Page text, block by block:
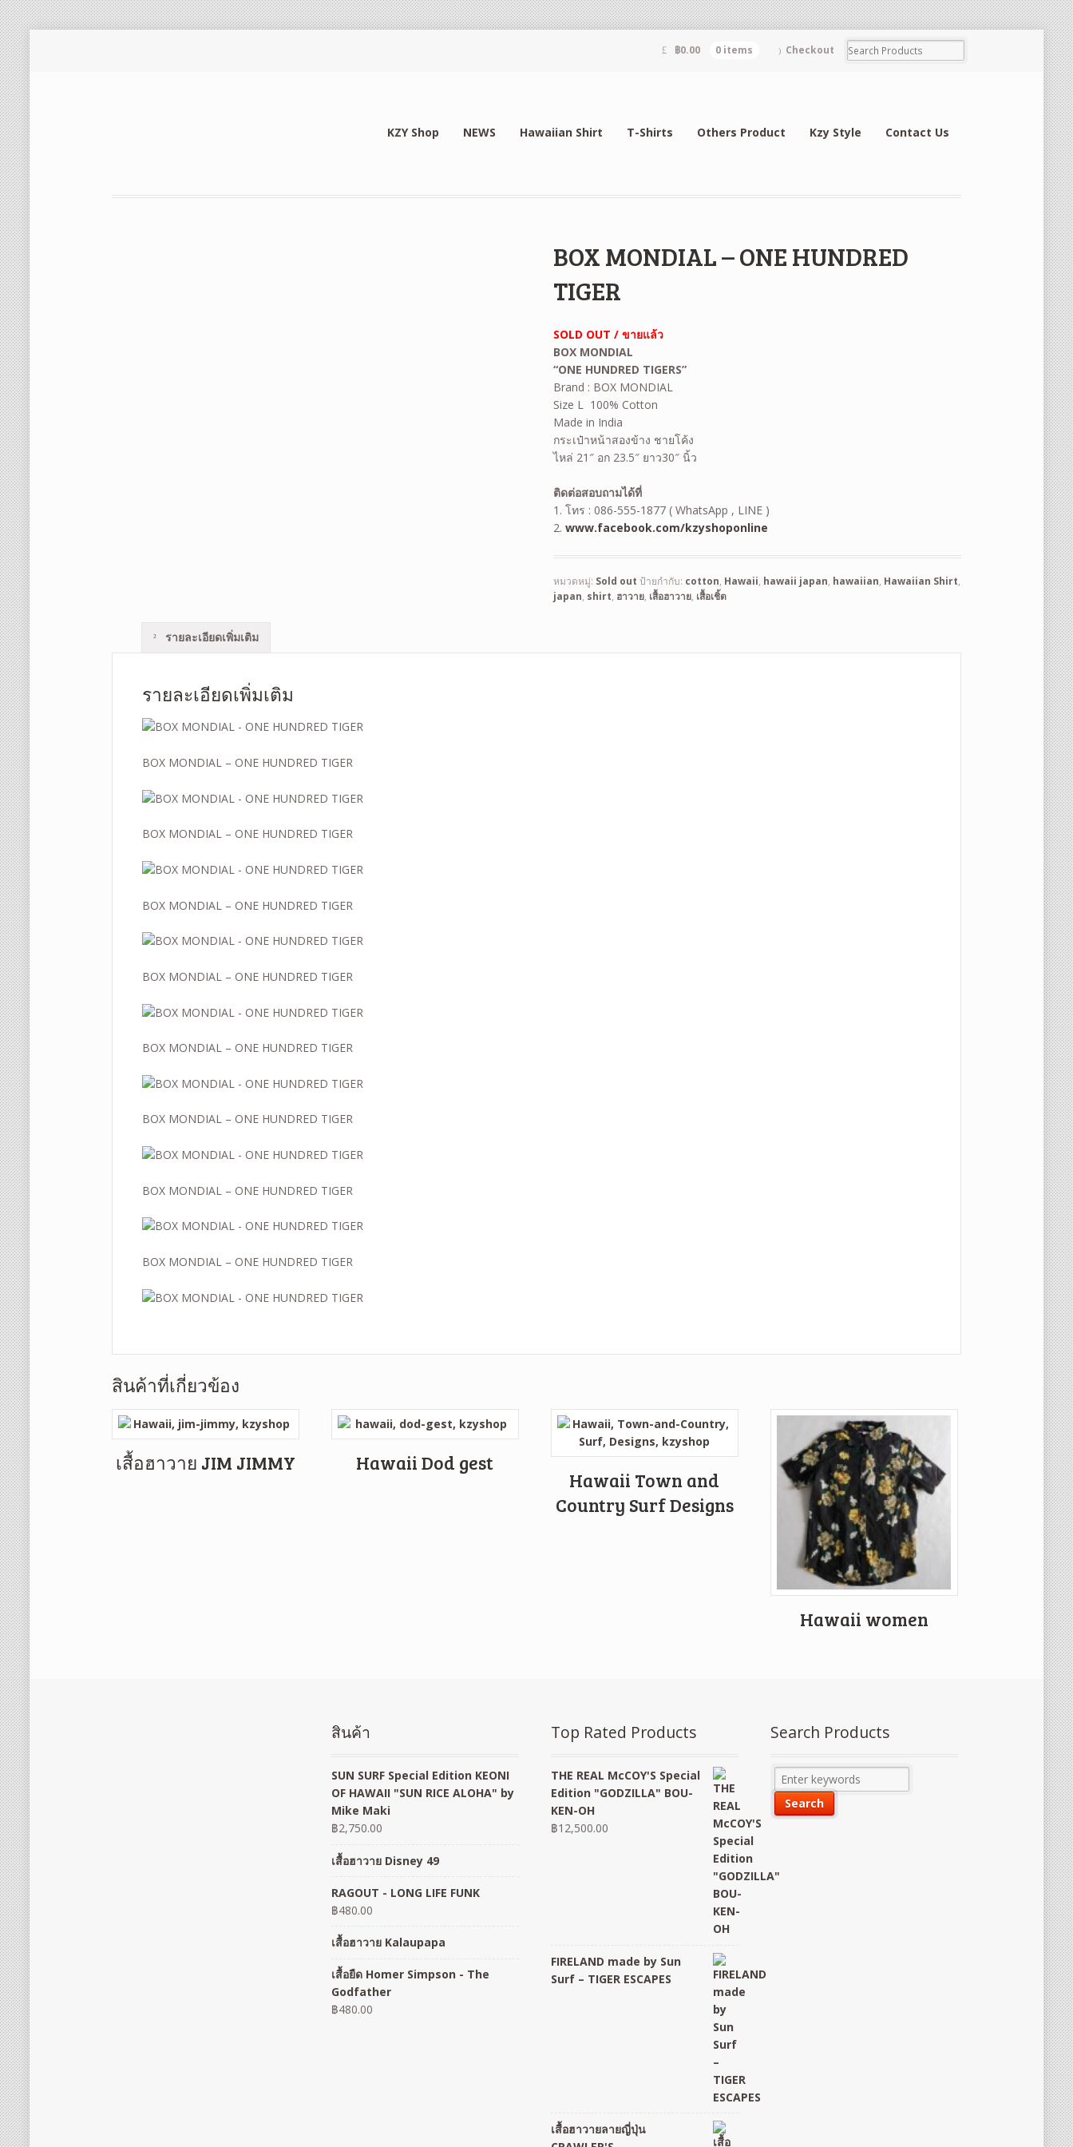
฿0.00 0 items Checkout
KZY Shop NEWS Hawaiian Shirt T-Shirts Others Product Kzy Style Contact Us
BOX MONDIAL – ONE HUNDRED
TIGER
SOLD OUT / ขายแล้ว
BOX MONDIAL
“ONE HUNDRED TIGERS”
Brand : BOX MONDIAL
Size L 100% Cotton
Made in India
กระเป๋าหน้าสองข้าง ชายโค้ง
ไหล่ 21″ อก 23.5″ ยาว30″ นิ้ว
ติดต่อสอบถามได้ที่
1. โทร : 086-555-1877 ( WhatsApp , LINE )
2.www.facebook.com/kzyshoponline
หมวดหมู่: Sold out ป้ายกำกับ: cotton, Hawaii, hawaii japan, hawaiian, Hawaiian Shirt,
japan, shirt, ฮาวาย, เสื้อฮาวาย, เสื้อเชิ้ต
รายละเอียดเพิ่มเติม
รายละเอียดเพิ่มเติม
BOX MONDIAL – ONE HUNDRED TIGER
BOX MONDIAL – ONE HUNDRED TIGER
BOX MONDIAL – ONE HUNDRED TIGER
BOX MONDIAL – ONE HUNDRED TIGER
BOX MONDIAL – ONE HUNDRED TIGER
BOX MONDIAL – ONE HUNDRED TIGER
BOX MONDIAL – ONE HUNDRED TIGER
BOX MONDIAL – ONE HUNDRED TIGER
สินค้าที่เกี่ยวข้อง
เสื้อฮาวาย JIM JIMMY Hawaii Dod gest
Hawaii Town and
Country Surf Designs
Hawaii women
สินค้า
SUN SURF Special Edition KEONI
OF HAWAII "SUN RICE ALOHA" by
Mike Maki
฿2,750.00
เสื้อฮาวาย Disney 49
RAGOUT - LONG LIFE FUNK
฿480.00
เสื้อฮาวาย Kalaupapa
เสื้อยืด Homer Simpson - The
Godfather
฿480.00
Top Rated Products
THE REAL McCOY'S Special
Edition "GODZILLA" BOU-
KEN-OH
฿12,500.00
FIRELAND made by Sun
Surf – TIGER ESCAPES
เสื้อฮาวายลายญี่ปุ่น
Search Products